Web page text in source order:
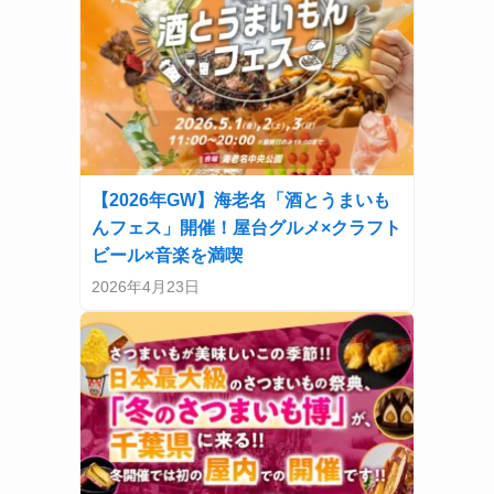
【2026年GW】海老名「酒とうまいも
んフェス」開催！屋台グルメ×クラフト
ビール×音楽を満喫
2026年4月23日